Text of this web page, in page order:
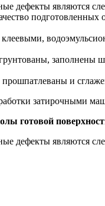
дефекты являются
заполнены
и
затирочными
готовой
дефекты являются